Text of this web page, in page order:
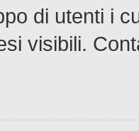
di utenti i
visibili.